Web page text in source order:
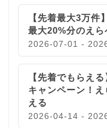
【先着最大3万件
最大20%分のえら
2026-07-01 -
【先着でもらえ
キャンペーン！
える
2026-04-14 -